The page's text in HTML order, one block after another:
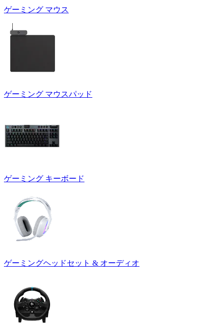
ゲーミング マウス
ゲーミング マウスパッド
ゲーミング キーボード
ゲーミングヘッドセット & オーディオ